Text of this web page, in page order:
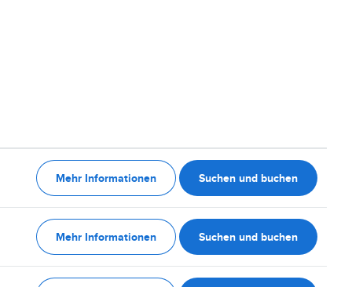
Mehr Informationen Suchen und buchen
Mehr Informationen Suchen und buchen